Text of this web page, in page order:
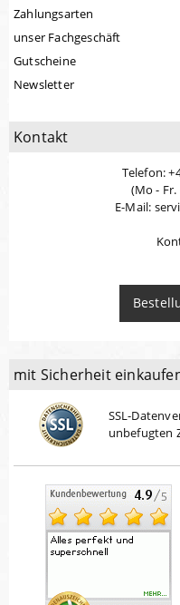
Zahlungsarten
unser Fachgeschäft
Gutscheine
Newsletter
Kontakt
Telefon:
(Mo - Fr.
E-Mail:
mit Sicherheit
SSL-
unbefugten